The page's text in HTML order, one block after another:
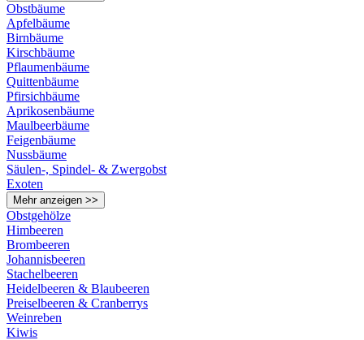
Obstbäume
Apfelbäume
Birnbäume
Kirschbäume
Pflaumenbäume
Quittenbäume
Pfirsichbäume
Aprikosenbäume
Maulbeerbäume
Feigenbäume
Nussbäume
Säulen-, Spindel- & Zwergobst
Exoten
Mehr anzeigen >>
Obstgehölze
Himbeeren
Brombeeren
Johannisbeeren
Stachelbeeren
Heidelbeeren & Blaubeeren
Preiselbeeren & Cranberrys
Weinreben
Kiwis